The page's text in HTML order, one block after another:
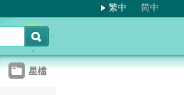
繁中 简中
星檔